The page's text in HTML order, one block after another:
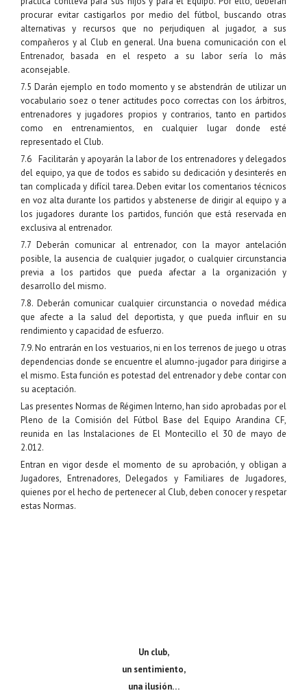
procurar evitar castigarlos por medio del fútbol, buscando otras
alternativas y recursos que no perjudiquen al jugador, a sus
compañeros y al Club en general. Una buena comunicación con el
Entrenador, basada en el respeto a su labor sería lo más
aconsejable.
7.5 Darán ejemplo en todo momento y se abstendrán de utilizar un
vocabulario soez o tener actitudes poco correctas con los árbitros,
entrenadores y jugadores propios y contrarios, tanto en partidos
como en entrenamientos, en cualquier lugar donde esté
representado el Club.
7.6 Facilitarán y apoyarán la labor de los entrenadores y delegados
del equipo, ya que de todos es sabido su dedicación y desinterés en
tan complicada y difícil tarea. Deben evitar los comentarios técnicos
en voz alta durante los partidos y abstenerse de dirigir al equipo y a
los jugadores durante los partidos, función que está reservada en
exclusiva al entrenador.
7.7 Deberán comunicar al entrenador, con la mayor antelación
posible, la ausencia de cualquier jugador, o cualquier circunstancia
previa a los partidos que pueda afectar a la organización y
desarrollo del mismo.
7.8. Deberán comunicar cualquier circunstancia o novedad médica
que afecte a la salud del deportista, y que pueda influir en su
rendimiento y capacidad de esfuerzo.
7.9. No entrarán en los vestuarios, ni en los terrenos de juego u otras
dependencias donde se encuentre el alumno-jugador para dirigirse a
el mismo. Esta función es potestad del entrenador y debe contar con
su aceptación.
Las presentes Normas de Régimen Interno, han sido aprobadas por el
Pleno de la Comisión del Fútbol Base del Equipo Arandina CF,
reunida en las Instalaciones de El Montecillo el 30 de mayo de
2.012.
Entran en vigor desde el momento de su aprobación, y obligan a
Jugadores, Entrenadores, Delegados y Familiares de Jugadores,
quienes por el hecho de pertenecer al Club, deben conocer y respetar
estas Normas.
Un club,
un sentimiento,
una ilusión…